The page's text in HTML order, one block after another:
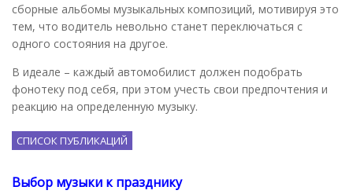
сборные альбомы музыкальных композиций, мотивируя это
тем, что водитель невольно станет переключаться с
одного состояния на другое.
В идеале – каждый автомобилист должен подобрать
фонотеку под себя, при этом учесть свои предпочтения и
реакцию на определенную музыку.
СПИСОК ПУБЛИКАЦИЙ
Выбор музыки к празднику